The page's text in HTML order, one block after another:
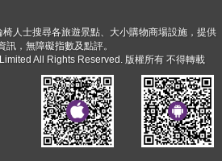
人士搜尋各旅遊景點、大小購物商場設施，提供
，無障礙指數及點評。
All Rights Reserved. 版權所有 不得轉載